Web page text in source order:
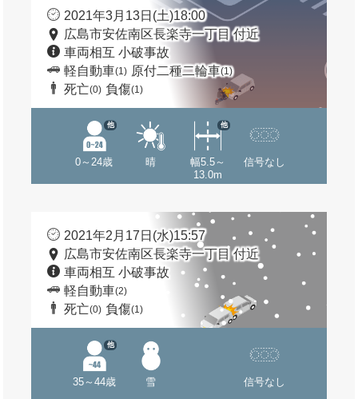
2021年3月13日(土)18:00
広島市安佐南区長楽寺一丁目 付近
車両相互 小破事故
軽自動車(1) 原付二種二輪車(1)
死亡(0) 負傷(1)
0～24歳
他
晴
幅5.5～
13.0m
他
信号なし
2021年2月17日(水)15:57
広島市安佐南区長楽寺一丁目 付近
車両相互 小破事故
軽自動車(2)
死亡(0) 負傷(1)
35～44歳
他
雪 信号なし